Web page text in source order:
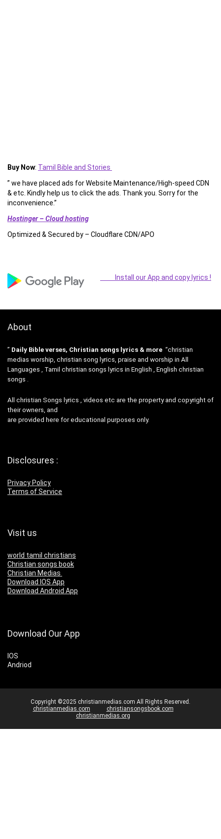
Buy Now: Tamil Bible and Stories
” we have placed ads for Website Maintenance/High-speed CDN
& etc. Kindly help us to click the ads. Thank you. Sorry for the
inconvenience.”
Hostinger – Cloud hosting
Optimized & Secured by – Cloudflare CDN/APO
Install our App and copy lyrics !
About
” Daily Bible verses, Christian songs lyrics & more “christian
medias worship, christian song lyrics, praise and worship in All
Languages , Tamil christian songs lyrics in English , English christian
songs .
All christian Songs lyrics , videos etc are the property and copyright of
their owners, and
are provided here for educational purposes only.
Disclosures :
Privacy Policy
Terms of Service
Visit us
world tamil christians
Christian songs book
Christian Medias
Download IOS App
Download Android App
Download Our App
IOS
Andriod
Copyright ©2025 christianmedias.com All Rights Reserved.
christianmedias.com
christiansongsbook.com
christianmedias.org